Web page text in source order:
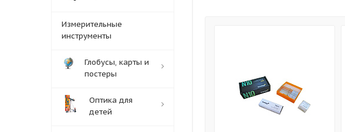
Измерительные
инструменты
Глобусы, карты и
постеры
Оптика для
детей